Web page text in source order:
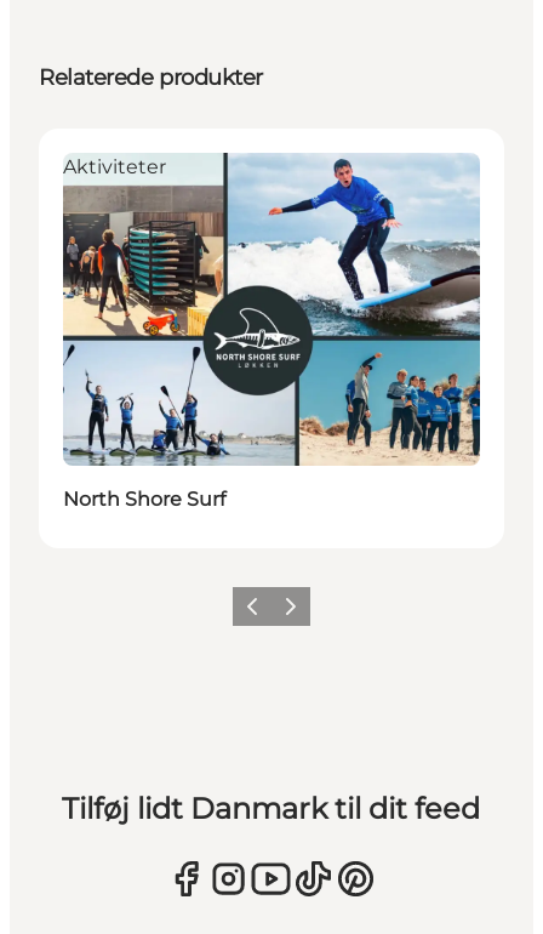
Relaterede produkter
Aktiviteter
North Shore Surf
ForrigeNæste
Tilføj lidt Danmark til dit feed